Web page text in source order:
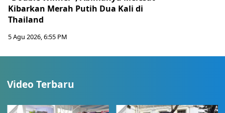
Kibarkan Merah Putih Dua Kali di
Thailand
5 Agu 2026, 6:55 PM
Video Terbaru